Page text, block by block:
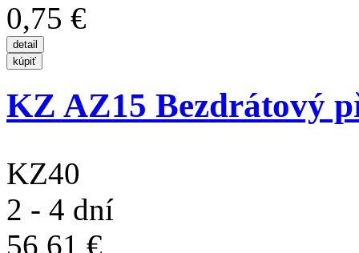
0,75 €
KZ AZ15 Bezdrátový
KZ40
2 - 4 dní
56,61 €